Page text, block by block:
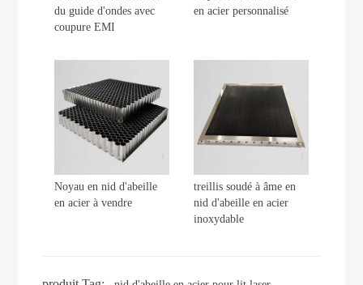
du guide d'ondes avec
coupure EMI
en acier personnalisé
Noyau en nid d'abeille
en acier à vendre
treillis soudé à âme en
nid d'abeille en acier
inoxydable